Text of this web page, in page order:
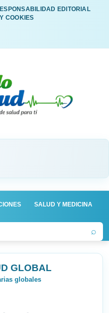
EDITORIAL
COOKIES
SALUD Y MEDICINA
⌕
GLOBAL
globales